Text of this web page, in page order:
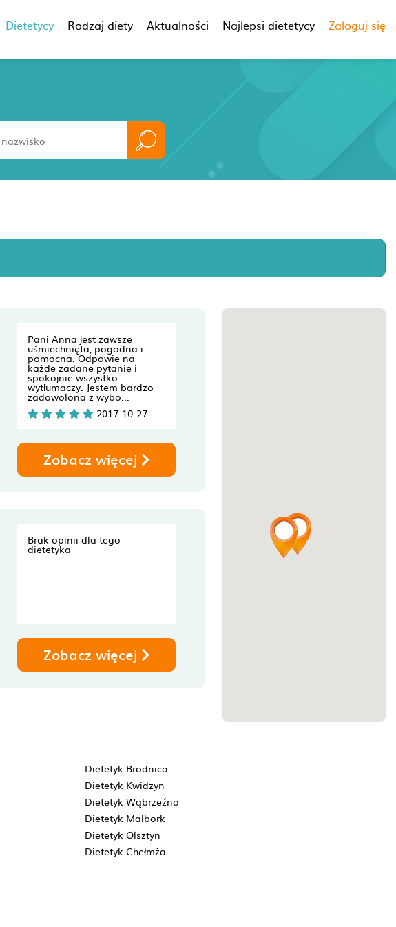
Dietetycy Rodzaj diety Aktualności Najlepsi dietetycy Zaloguj się
Pani Anna jest zawsze
uśmiechnięta, pogodna i
pomocna. Odpowie na
każde zadane pytanie i
spokojnie wszystko
wytłumaczy. Jestem bardzo
zadowolona z wybo...
2017-10-27
Zobacz więcej
Brak opinii dla tego
dietetyka
Zobacz więcej
Dietetyk Brodnica
Dietetyk Kwidzyn
Dietetyk Wąbrzeźno
Dietetyk Malbork
Dietetyk Olsztyn
Dietetyk Chełmża